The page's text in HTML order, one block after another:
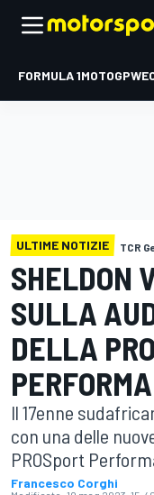
FORMULA 1MOTOGP
ULTIME NOTIZIE TCR
SHELDON
SULLA
DELLA
Il 17enne
con una delle
PROSport
Francesco Corghi